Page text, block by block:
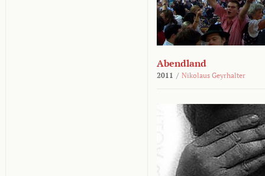
Abendland
2011 / Nikolaus Geyrhalter